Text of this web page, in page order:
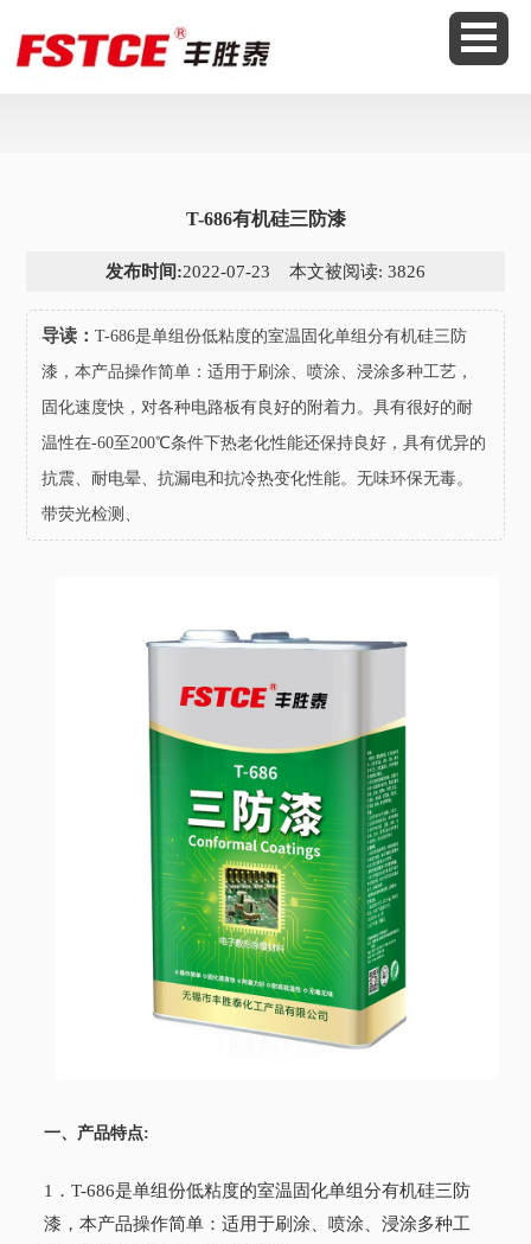
T-686有机硅三防漆
发布时间:2022-07-23 本文被阅读: 3826
导读：T-686是单组份低粘度的室温固化单组分有机硅三防
漆，本产品操作简单：适用于刷涂、喷涂、浸涂多种工艺，
固化速度快，对各种电路板有良好的附着力。具有很好的耐
温性在-60至200℃条件下热老化性能还保持良好，具有优异的
抗震、耐电晕、抗漏电和抗冷热变化性能。无味环保无毒。
带荧光检测、
一、产品特点:
1．T-686是单组份低粘度的室温固化单组分有机硅三防
漆，本产品操作简单：适用于刷涂、喷涂、浸涂多种工